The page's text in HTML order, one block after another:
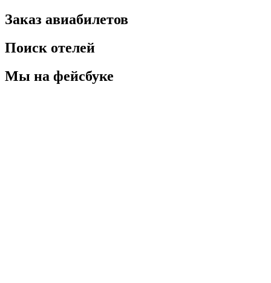
Заказ авиабилетов
Поиск отелей
Мы на фейсбуке